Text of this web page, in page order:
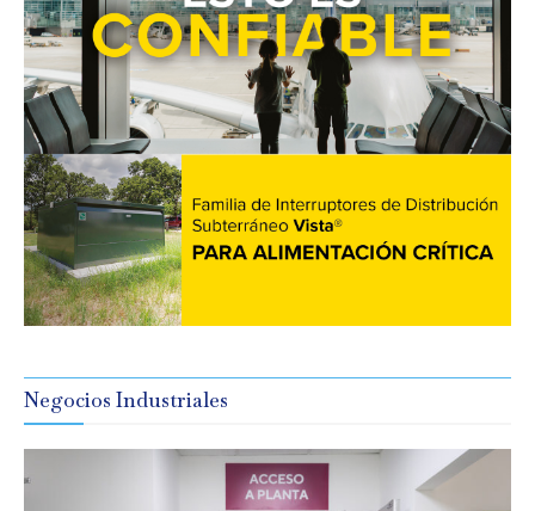
Negocios Industriales